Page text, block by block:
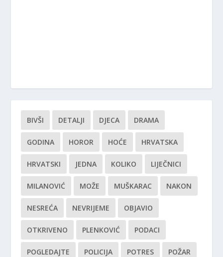
BIVŠI DETALJI DJECA DRAMA
GODINA HOROR HOĆE HRVATSKA
HRVATSKI JEDNA KOLIKO LIJEČNICI
MILANOVIĆ MOŽE MUŠKARAC NAKON
NESREĆA NEVRIJEME OBJAVIO
OTKRIVENO PLENKOVIĆ PODACI
POGLEDAJTE POLICIJA POTRES POŽAR